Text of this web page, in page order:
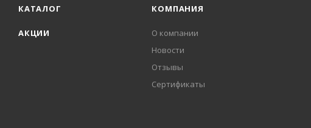
КАТАЛОГ
АКЦИИ
КОМПАНИЯ
О компании
Новости
Отзывы
Сертификаты